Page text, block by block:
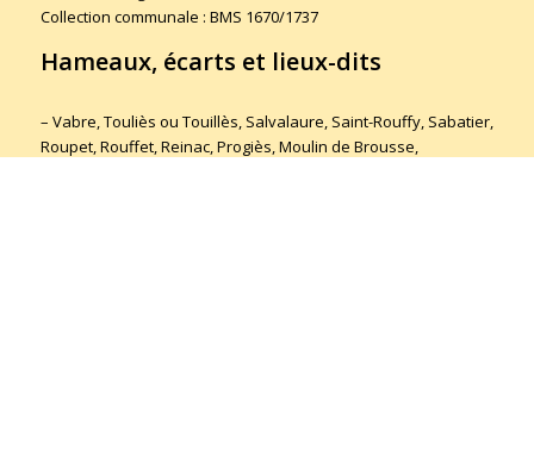
Collection communale : BMS 1670/1737
Hameaux, écarts et lieux-dits
– Vabre, Touliès ou Touillès, Salvalaure, Saint-Rouffy, Sabatier,
Roupet, Rouffet, Reinac, Progiès, Moulin de Brousse,